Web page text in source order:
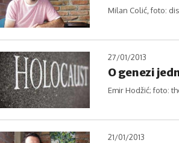
Milan Colić, foto:
27/01/2013
O genezi
Emir Hodžić; foto:
21/01/2013